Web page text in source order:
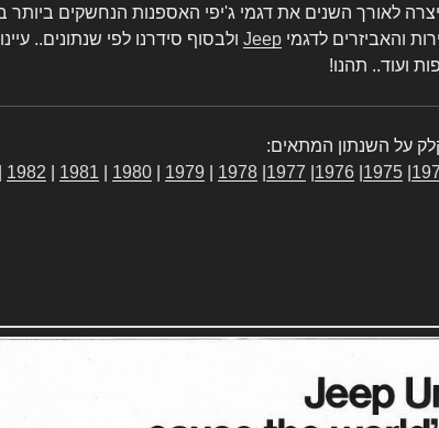
לאורך השנים את דגמי ג'יפי האספנות הנחשקים
והאביזרים לדגמי Jeep ולבסוף סידרנו לפי שנתונים..
ועוד.. תהנו!
על השנתון המתאים:
1975
1976
1977
1978
1979
1980
1981
1982